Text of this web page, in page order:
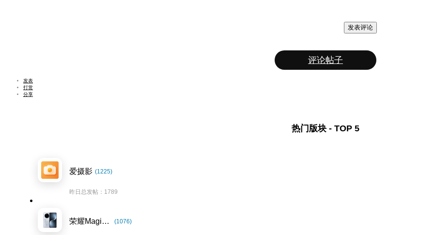
发表评论
评论帖子
发表
打赏
分享
热门版块 - TOP 5
爱摄影 (1225)
昨日总发帖：1789
荣耀Magic7系列 (1076)